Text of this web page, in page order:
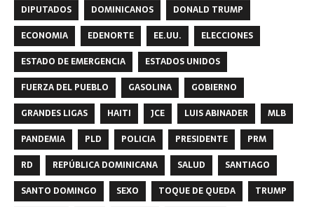
DIPUTADOS
DOMINICANOS
DONALD TRUMP
ECONOMIA
EDENORTE EE.UU.
ELECCIONES
ESTADO DE EMERGENCIA
ESTADOS UNIDOS
FUERZA DEL PUEBLO
GASOLINA
GOBIERNO
GRANDES LIGAS
HAITI JCE LUIS ABINADER
MLB
PANDEMIA
PLD POLICIA PRESIDENTE
PRM
RD
REPÚBLICA DOMINICANA SALUD
SANTIAGO
SANTO DOMINGO
SEXO TOQUE DE QUEDA
TRUMP